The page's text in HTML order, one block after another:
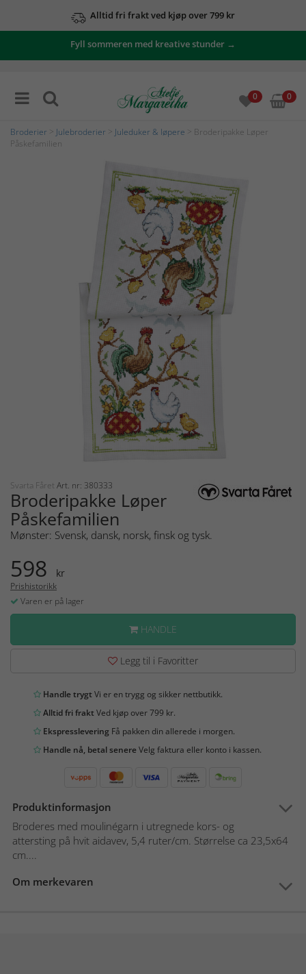
Alltid fri frakt ved kjøp over 799 kr
Fyll sommeren med kreative stunder →
0 0
Broderier Julebroderier Juleduker & løpere > Broderipakke Løper
Påskefamilien
Svarta Fåret Art. nr: 380333
Broderipakke Løper
Påskefamilien
Mønster: Svensk, dansk, norsk, finsk og tysk.
598 kr
Prishistorikk
Varen er på lager
HANDLE
Legg til i Favoritter
Handle trygtVi er en trygg og sikker nettbutikk.
Alltid fri fraktVed kjøp over 799 kr.
Ekspresslevering Få pakken din allerede i morgen.
Handle nå, betal senereVelg faktura eller konto i kassen.
Produktinformasjon
Broderes med moulinégarn i utregnede kors- og
attersting på hvit aidavev, 5,4 ruter/cm. Størrelse ca 23,5x64
cm....
Om merkevaren